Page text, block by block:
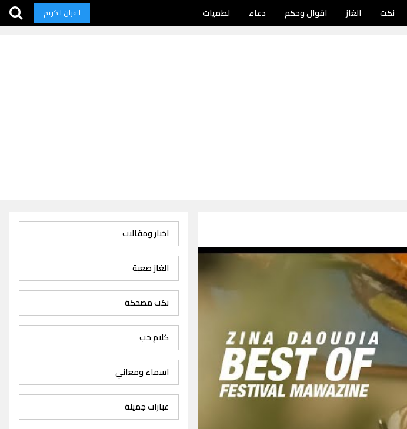
نكت الغاز اقوال وحكم دعاء لطميات القران الكريم
اخبار ومقالات
الغاز صعبة
نكت مضحكة
كلام حب
اسماء ومعاني
عبارات جميلة